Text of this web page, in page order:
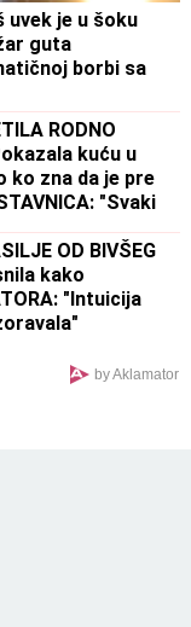
uvek je u šoku
guta
borbi sa
RODNO
kuću u
ko zna da je pre
"Svaki
OD BIVŠEG
kako
"Intuicija
by Aklamator